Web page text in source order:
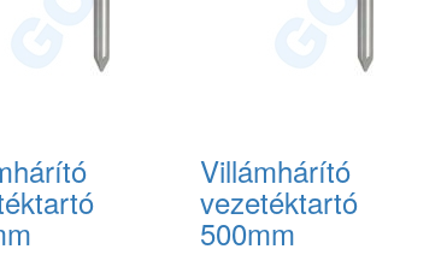
Villámhárító
vezetéktartó
500mm